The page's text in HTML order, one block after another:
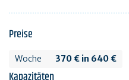
Preise
Woche 370 € in 640 €